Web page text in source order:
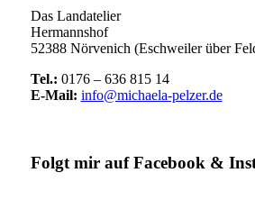
Das Landatelier
Hermannshof
52388 Nörvenich (Eschweiler über
Tel.: 0176 – 636 815 14
E-Mail: info@michaela-pelzer.de
Folgt mir auf Facebook &